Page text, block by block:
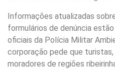
Informações atualizadas
formulários de denúncia
oficiais da Polícia Militar
corporação pede que
moradores de regiões